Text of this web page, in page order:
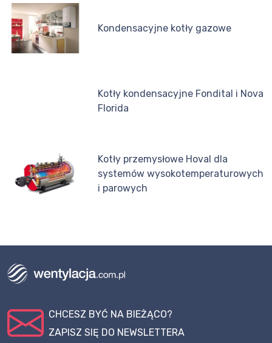
Kondensacyjne kotły gazowe
Kotły kondensacyjne Fondital i Nova
Florida
Kotły przemysłowe Hoval dla
systemów wysokotemperaturowych
i parowych
CHCESZ BYĆ NA BIEŻĄCO?
ZAPISZ SIĘ DO NEWSLETTERA